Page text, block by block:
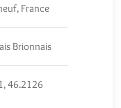
France
Brionnais
46.2126